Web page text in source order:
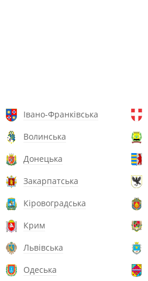
Івано-Франківська
Волинська
Донецька
Закарпатська
Кіровоградська
Крим
Львівська
Одеська